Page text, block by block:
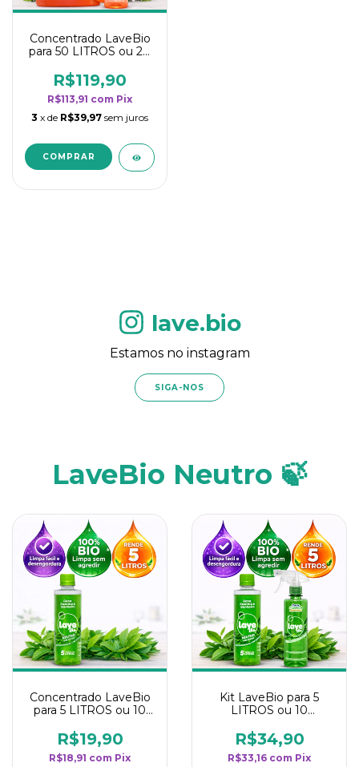
Concentrado LaveBio
para 50 LITROS ou 20
rendimento da
categoria - Flor de
Laranjeira
R$119,90
R$113,91 com Pix
3 x de R$39,97 sem juros
lave.bio
Estamos no instagram
SIGA-NOS
LaveBio Neutro 🍃
Concentrado LaveBio
para 5 LITROS ou 10
rendimento da
categoria - Neutro
R$19,90
R$18,91 com Pix
Kit LaveBio para 5
LITROS ou 10
rendimento da
categoria - Neutro
R$34,90
R$33,16 com Pix